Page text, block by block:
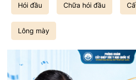
Hói đầu Chữa hói đầu
Lông mày